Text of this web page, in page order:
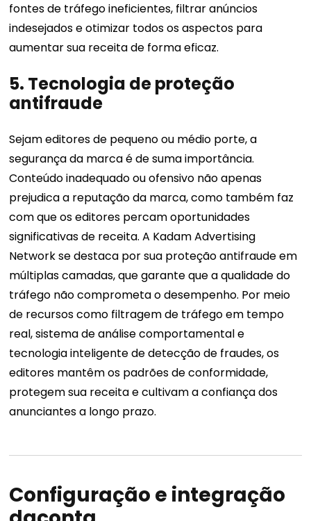
fontes de tráfego ineficientes, filtrar anúncios
indesejados e otimizar todos os aspectos para
aumentar sua receita de forma eficaz.
5. Tecnologia de proteção
antifraude
Sejam editores de pequeno ou médio porte, a
segurança da marca é de suma importância.
Conteúdo inadequado ou ofensivo não apenas
prejudica a reputação da marca, como também faz
com que os editores percam oportunidades
significativas de receita. A Kadam Advertising
Network se destaca por sua proteção antifraude em
múltiplas camadas, que garante que a qualidade do
tráfego não comprometa o desempenho. Por meio
de recursos como filtragem de tráfego em tempo
real, sistema de análise comportamental e
tecnologia inteligente de detecção de fraudes, os
editores mantêm os padrões de conformidade,
protegem sua receita e cultivam a confiança dos
anunciantes a longo prazo.
Configuração e integração